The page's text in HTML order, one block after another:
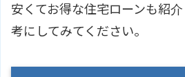
安くてお得な住宅ローンも紹
考にしてみてください。